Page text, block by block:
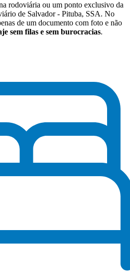
rodoviária ou um ponto exclusivo da
de Salvador - Pituba, SSA. No
de um documento com foto e não
sem filas e sem burocracias.